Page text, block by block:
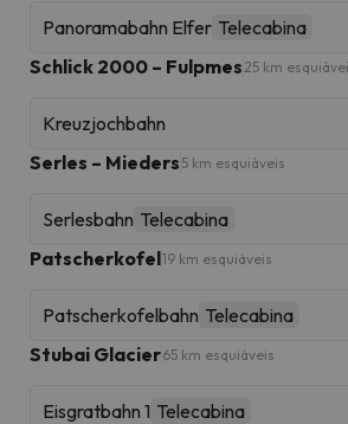
Panoramabahn Elfer Telecabina
Schlick 2000 – Fulpmes 25 km
Kreuzjochbahn
Serles – Mieders 5 km esquiáveis
Serlesbahn Telecabina
Patscherkofel19 km esquiáveis
Patscherkofelbahn Telecabina
Stubai Glacier65 km esquiáveis
Eisgratbahn 1 Telecabina